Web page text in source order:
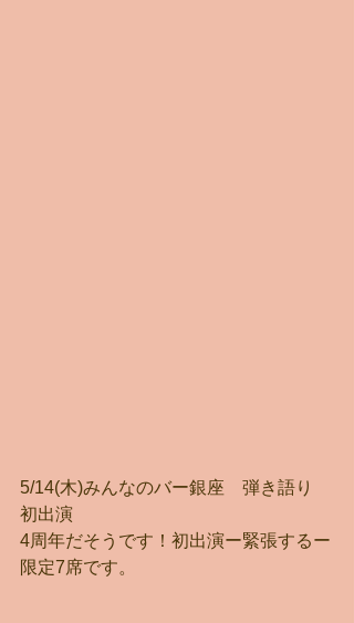
5/14(木)みんなのバー銀座　弾き語り
初出演
4周年だそうです！初出演ー緊張するー
限定7席です。